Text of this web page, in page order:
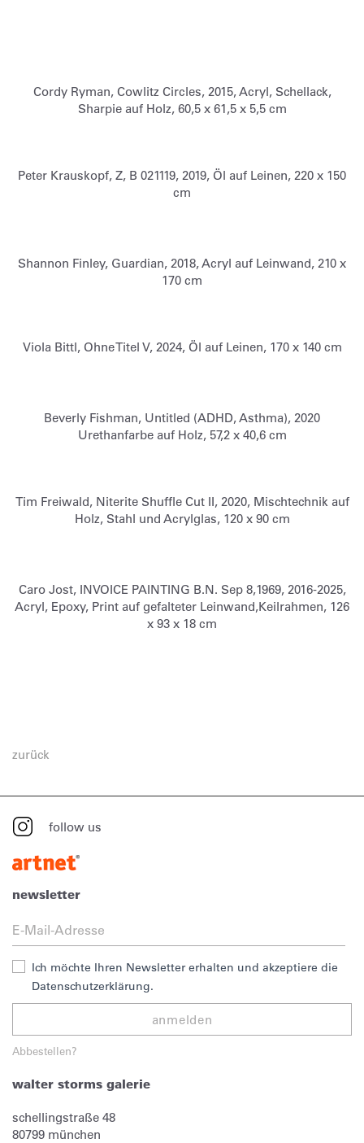
Cordy Ryman, Cowlitz Circles, 2015, Acryl, Schellack,
Sharpie auf Holz, 60,5 x 61,5 x 5,5 cm
Peter Krauskopf, Z, B 021119, 2019, Öl auf Leinen, 220 x 150
cm
Shannon Finley, Guardian, 2018, Acryl auf Leinwand, 210 x
170 cm
Viola Bittl, Ohne Titel V, 2024, Öl auf Leinen, 170 x 140 cm
Beverly Fishman, Untitled (ADHD, Asthma), 2020
Urethanfarbe auf Holz, 57,2 x 40,6 cm
Tim Freiwald, Niterite Shuffle Cut II, 2020, Mischtechnik auf
Holz, Stahl und Acrylglas, 120 x 90 cm
Caro Jost, INVOICE PAINTING B.N. Sep 8,1969, 2016-2025,
Acryl, Epoxy, Print auf gefalteter Leinwand,Keilrahmen, 126
x 93 x 18 cm
zurück
follow us
newsletter
Ich möchte Ihren Newsletter erhalten und akzeptiere die
Datenschutzerklärung.
anmelden
Abbestellen?
walter storms galerie
schellingstraße 48
80799 münchen